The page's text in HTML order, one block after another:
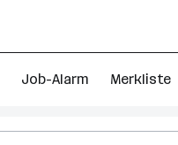
Job-Alarm Merkliste